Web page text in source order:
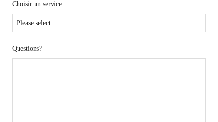
Choisir un service
Questions?